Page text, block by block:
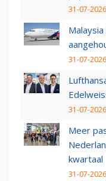
31-07-
31-07-
31-07-
Meer
kwartaal
31-07-